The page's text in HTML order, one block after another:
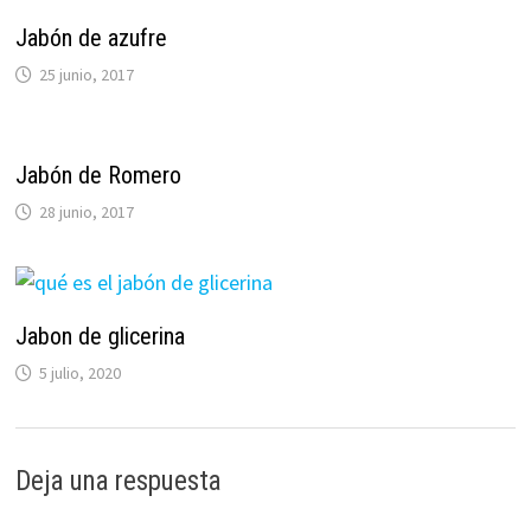
Jabón de azufre
25 junio, 2017
Jabón de Romero
28 junio, 2017
Jabon de glicerina
5 julio, 2020
Deja una respuesta